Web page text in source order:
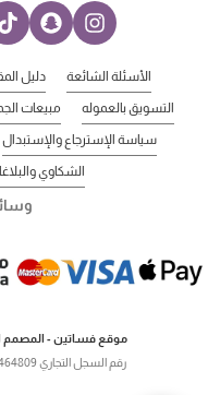
الأسئلة الشائعة دليل
التسويق بالعموله مبيعات
سياسة الإسترجاع والإستبدال
الشكاوي
موقع فساتين - المصمم
رقم السجل التجاري 4030464809 -- الرقم الضريبي 300285691800003